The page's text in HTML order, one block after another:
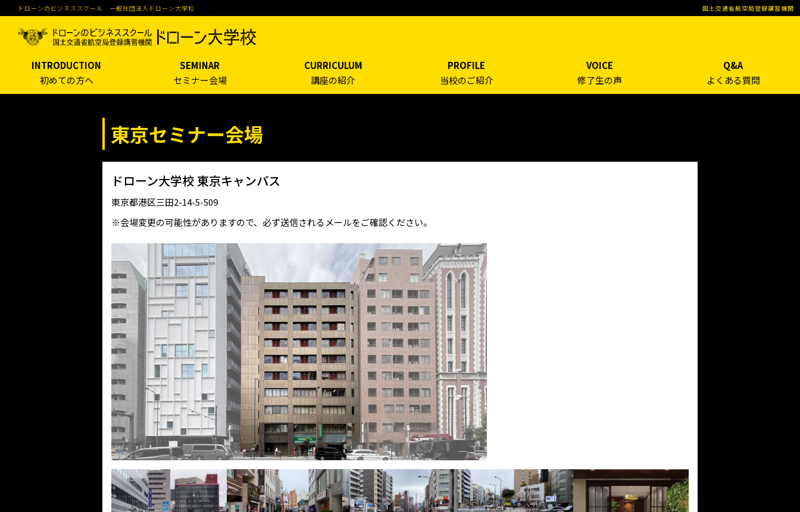
ドローンのビジネススクール 一般社団法人ドローン大学校 国土交通省航空局登録講習機関
INTRODUCTION
初めての方へ
SEMINAR
セミナー会場
CURRICULUM
講座の紹介
PROFILE
当校のご紹介
VOICE
修了生の声
Q&A
よくある質問
東京セミナー会場
ドローン大学校 東京キャンパス
東京都港区三田2-14-5-509
※会場変更の可能性がありますので、必ず送信されるメールをご確認ください。